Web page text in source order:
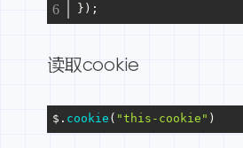
});
读取cookie
$. cookie ( "this-cookie" )